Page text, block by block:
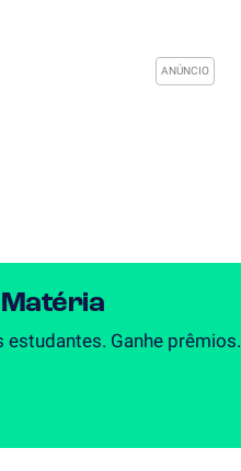
Matéria
Ganhe prêmios.